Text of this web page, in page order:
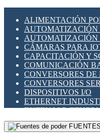
SENSORES
TEMPORIZADORES
VARIACS
VARIADORES DE
SECCIONADORES -
MAQUINARIA
HERRAMIENTAS
ILUMINACIÓN LED
INTERRUPTORES
INTERFACES DE
OTROS RELÉS
PROTECCIÓN
RELÉS
RELÉS DE SEÑAL
RELÉS DE ESTADO
RELÉS
RELÉS MINIATURA
SENSORES
ALIMENTACIÓN
AUTOMATIZACIÓN
CÁMARAS PARA
CAPACITACIÓN Y
COMUNICACIÓN
CONVERSORES DE
CONVERSORES
DISPOSITIVOS I/O
ETHERNET
EXTENSOR
GATEWAY
GESTIÓN DE REDES